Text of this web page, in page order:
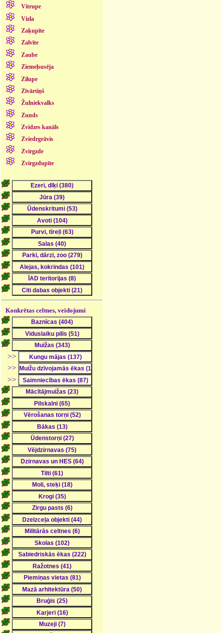
Vitrupe
Vizla
Zaķupīte
Zalvīte
Zaube
Ziemeļsusēja
Zilupe
Zīvārtiņš
Žulniekvalks
Zunds
Zvidzes kanāls
Zviedrgrāvis
Zvirgzde
Zvirgzdupīte
Konkrētas celtnes, veidojumi
>>
>>
>>